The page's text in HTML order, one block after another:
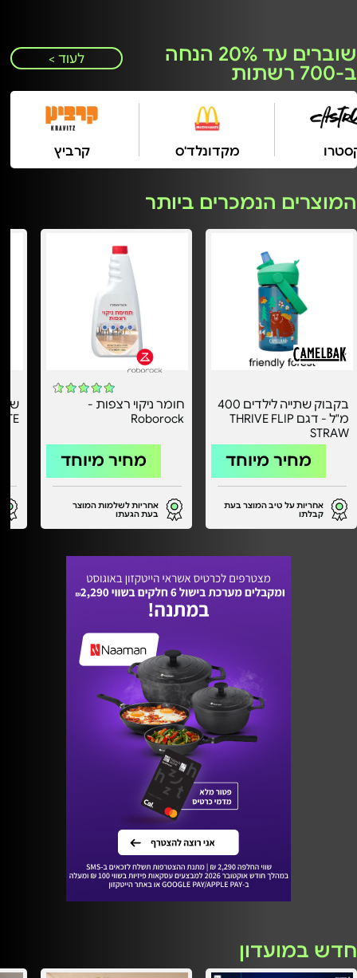
שוברים עד 20% הנחה
ב-700 רשתות
לעוד >
מקדונלד'ס
המוצרים הנמכרים ביותר
בקבוק שתייה לילדים 400
מ"ל - דגם THRIVE FLIP
STRAW
מחיר מיוחד
אחריות על טיב המוצר בעת
קבלתו
חומר ניקוי רצפות -
Roborock
מחיר מיוחד
אחריות לשלמות המוצר
בעת הגעתו
חדש במועדון